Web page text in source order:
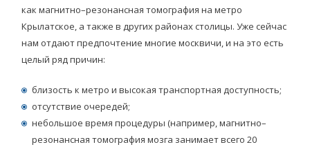
как магнитно–резонансная томография на метро
Крылатское, а также в других районах столицы. Уже сейчас
нам отдают предпочтение многие москвичи, и на это есть
целый ряд причин:
близость к метро и высокая транспортная доступность;
отсутствие очередей;
небольшое время процедуры (например, магнитно–
резонансная томография мозга занимает всего 20